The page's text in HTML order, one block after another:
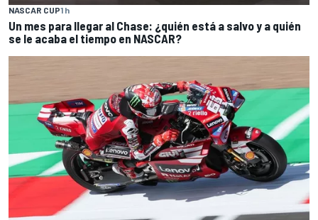
NASCAR CUP1 h
Un mes para llegar al Chase: ¿quién está a salvo y a quién
se le acaba el tiempo en NASCAR?